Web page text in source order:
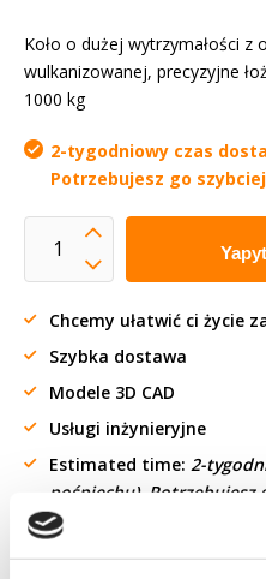
Koło o dużej wytrzymałości
wulkanizowanej, precyzyjne
1000 kg
2-tygodniowy czas
Potrzebujesz go
Chcemy ułatwić ci życie
Szybka dostawa
Modele 3D CAD
Usługi inżynieryjne
Estimated time: 2-
pośpiechu). Potrzebujesz